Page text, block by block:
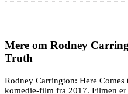
Mere om Rodney
Truth
Rodney Carrington: Here
komedie-film fra 2017. Filmen